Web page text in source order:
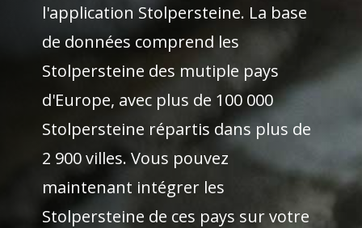
l'application Stolpersteine. La base
de données comprend les
Stolpersteine des mutiple pays
d'Europe, avec plus de 100 000
Stolpersteine répartis dans plus de
2 900 villes. Vous pouvez
maintenant intégrer les
Stolpersteine de ces pays sur votre